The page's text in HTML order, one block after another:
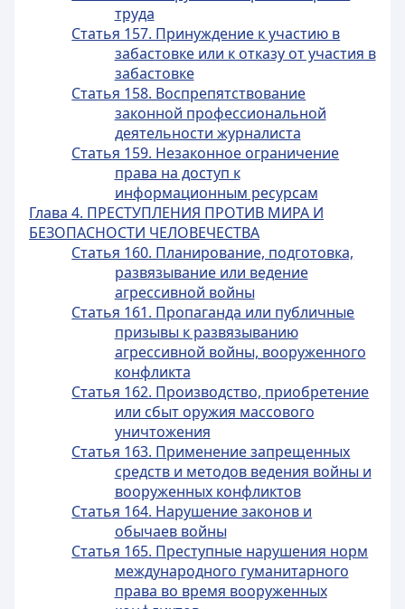
труда
Статья 157. Принуждение к участию в
забастовке или к отказу от участия в
забастовке
Статья 158. Воспрепятствование
законной профессиональной
деятельности журналиста
Статья 159. Незаконное ограничение
права на доступ к
информационным ресурсам
Глава 4. ПРЕСТУПЛЕНИЯ ПРОТИВ МИРА И
БЕЗОПАСНОСТИ ЧЕЛОВЕЧЕСТВА
Статья 160. Планирование, подготовка,
развязывание или ведение
агрессивной войны
Статья 161. Пропаганда или публичные
призывы к развязыванию
агрессивной войны, вооруженного
конфликта
Статья 162. Производство, приобретение
или сбыт оружия массового
уничтожения
Статья 163. Применение запрещенных
средств и методов ведения войны и
вооруженных конфликтов
Статья 164. Нарушение законов и
обычаев войны
Статья 165. Преступные нарушения норм
международного гуманитарного
права во время вооруженных